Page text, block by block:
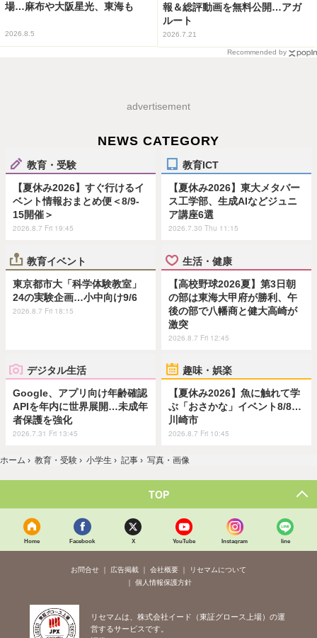
場…麻布や大阪星光、東海も
2026.8.5
報＆総評動画を無料公開…アガ
ルート
2026.7.21
Recommended by
advertisement
NEWS CATEGORY
教育・受験
【夏休み2026】すぐ行けるイ
ベント情報おまとめ便＜8/9-
15開催＞
2026.8.7 Fri 19:45
教育ICT
【夏休み2026】東大メタバー
ス工学部、生成AIなどジュニ
ア講座6選
2026.7.30 Thu 11:15
教育イベント
東京都市大「科学体験教室」
24の実験企画…小中向け9/6
2026.8.7 Fri 18:15
生活・健康
【高校野球2026夏】第3日朝
の部は東海大甲府が勝利、午
後の部で八幡商と健大高崎が
激突
2026.8.7 Fri 12:45
デジタル生活
Google、アプリ向け年齢確認
APIを年内に世界展開…未成年
者保護を強化
2026.7.31 Fri 13:45
趣味・娯楽
【夏休み2026】魚に触れて学
ぶ「おさかな」イベント8/8…
川崎市
2026.8.7 Fri 10:45
ホーム › 教育・受験 › 小学生 › 記事 › 写真・画像
TOP
Home Facebook X YouTube Instagram line
お問合せ 広告掲載 会社概要
リセマムについて
個人情報保護方針
リセマムは、株式会社イード（東証グロース上場）の運
営するサービスです。